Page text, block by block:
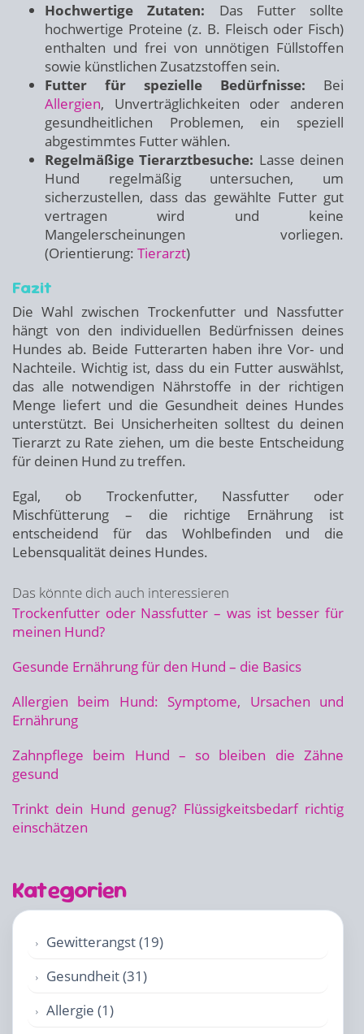
Hochwertige Zutaten: Das Futter sollte
hochwertige Proteine (z. B. Fleisch oder Fisch)
enthalten und frei von unnötigen Füllstoffen
sowie künstlichen Zusatzstoffen sein.
Futter für spezielle Bedürfnisse: Bei
Allergien, Unverträglichkeiten oder anderen
gesundheitlichen Problemen, ein speziell
abgestimmtes Futter wählen.
Regelmäßige Tierarztbesuche: Lasse deinen
Hund regelmäßig untersuchen, um
sicherzustellen, dass das gewählte Futter gut
vertragen wird und keine
Mangelerscheinungen vorliegen.
(Orientierung: Tierarzt)
Fazit
Die Wahl zwischen Trockenfutter und Nassfutter
hängt von den individuellen Bedürfnissen deines
Hundes ab. Beide Futterarten haben ihre Vor- und
Nachteile. Wichtig ist, dass du ein Futter auswählst,
das alle notwendigen Nährstoffe in der richtigen
Menge liefert und die Gesundheit deines Hundes
unterstützt. Bei Unsicherheiten solltest du deinen
Tierarzt zu Rate ziehen, um die beste Entscheidung
für deinen Hund zu treffen.
Egal, ob Trockenfutter, Nassfutter oder
Mischfütterung – die richtige Ernährung ist
entscheidend für das Wohlbefinden und die
Lebensqualität deines Hundes.
Das könnte dich auch interessieren
Trockenfutter oder Nassfutter – was ist besser für
meinen Hund?
Gesunde Ernährung für den Hund – die Basics
Allergien beim Hund: Symptome, Ursachen und
Ernährung
Zahnpflege beim Hund – so bleiben die Zähne
gesund
Trinkt dein Hund genug? Flüssigkeitsbedarf richtig
einschätzen
Kategorien
Gewitterangst (19)
Gesundheit (31)
Allergie (1)